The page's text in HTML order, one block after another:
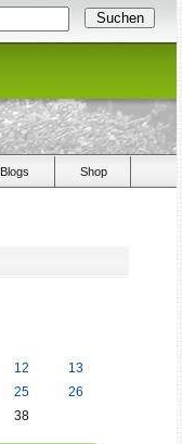
Blogs Shop
12
13
25
26
38